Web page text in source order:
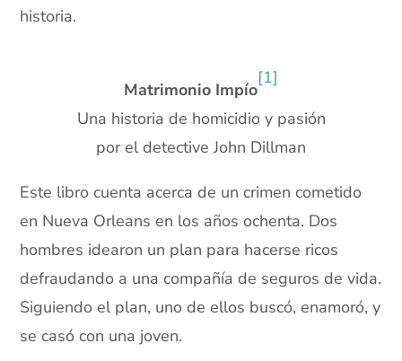
historia.
Matrimonio Impío
[1]
Una historia de homicidio y pasión
por el detective John Dillman
Este libro cuenta acerca de un crimen cometido
en Nueva Orleans en los años ochenta. Dos
hombres idearon un plan para hacerse ricos
defraudando a una compañía de seguros de vida.
Siguiendo el plan, uno de ellos buscó, enamoró, y
se casó con una joven.